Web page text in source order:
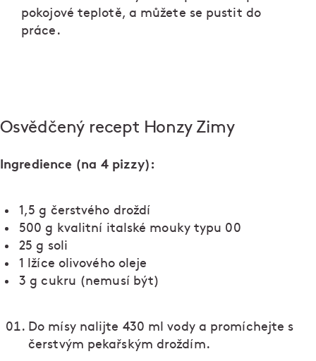
pokojové teplotě, a můžete se pustit do
práce.
Osvědčený recept Honzy Zimy
Ingredience (na 4 pizzy):
1,5 g čerstvého droždí
500 g kvalitní italské mouky typu 00
25 g soli
1 lžíce olivového oleje
3 g cukru (nemusí být)
Do mísy nalijte 430 ml vody a promíchejte s
čerstvým pekařským droždím.